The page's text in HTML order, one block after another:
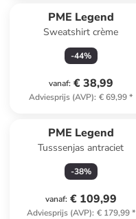
PME Legend
Sweatshirt crème
-44%
vanaf: € 38,99
Adviesprijs (AVP): € 69,99*
PME Legend
Tusssenjas antraciet
-38%
vanaf: € 109,99
Adviesprijs (AVP): € 179,99*